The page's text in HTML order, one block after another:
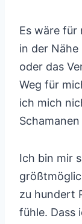
Es wäre für
in der Nähe
oder das
Weg für
ich mich
Ich bin mir
zu hundert
fühle. Dass